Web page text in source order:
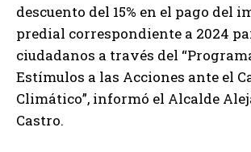
descuento del 15% en el pago del
predial correspondiente a 2024
ciudadanos a través del
Estímulos a las Acciones ante el
Climático”, informó el Alcalde
Castro.